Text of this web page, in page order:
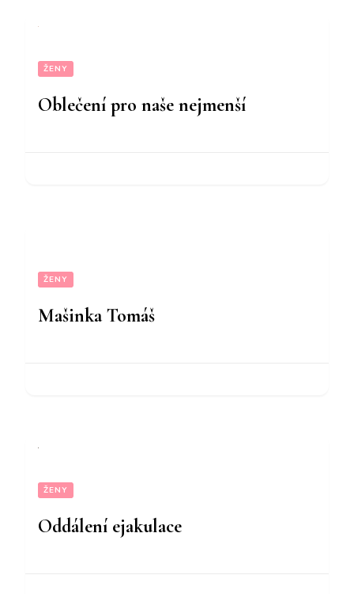
ŽENY
Oblečení pro naše nejmenší
ŽENY
Mašinka Tomáš
ŽENY
Oddálení ejakulace